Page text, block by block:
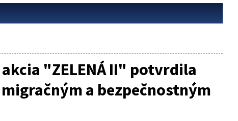
"ZELENÁ II" potvrdila
a bezpečnostným